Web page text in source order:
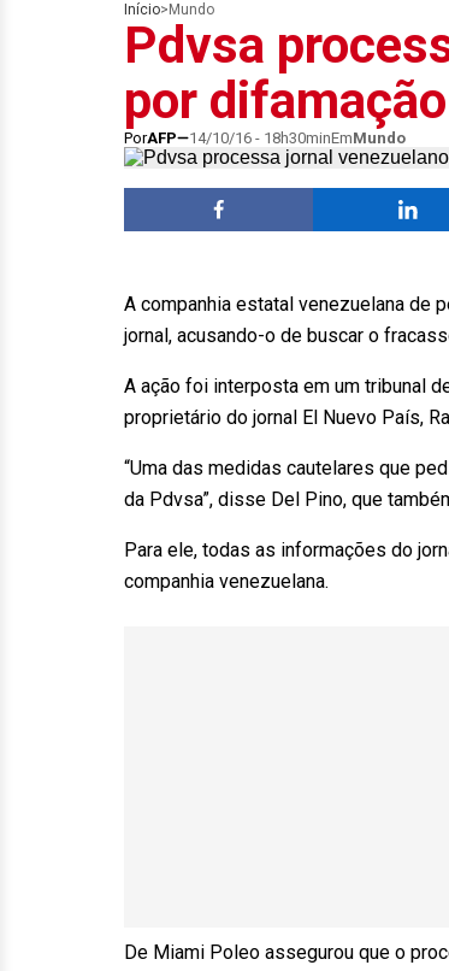
Início> Mundo
Pdvsa
por difamação
PorAFP 14/10/16 - 18h30minEmMundo
A companhia estatal venezuelana de
jornal, acusando-o de buscar o
A ação foi interposta em um tribunal
proprietário do jornal El Nuevo País,
“Uma das medidas cautelares que
da Pdvsa”, disse Del Pino, que
Para ele, todas as informações do
companhia venezuelana.
De Miami Poleo assegurou que o